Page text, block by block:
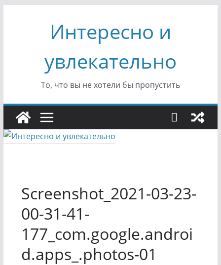
содержимомуИнтересно и
увлекательно
То, что вы не хотели бы пропустить
Screenshot_2021-03-23-
00-31-41-
177_com.google.androi
d.apps_.photos-01